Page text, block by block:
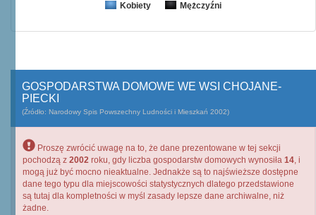
Kobiety Mężczyźni
GOSPODARSTWA DOMOWE WE WSI CHOJANE-
PIECKI
(Źródło: Narodowy Spis Powszechny Ludności i Mieszkań 2002)
Proszę zwrócić uwagę na to, że dane prezentowane w tej sekcji
pochodzą z 2002 roku, gdy liczba gospodarstw domowych wynosiła 14, i
mogą już być mocno nieaktualne. Jednakże są to najświeższe dostępne
dane tego typu dla miejscowości statystycznych dlatego przedstawione
są tutaj dla kompletności w myśl zasady lepsze dane archiwalne, niż
żadne.